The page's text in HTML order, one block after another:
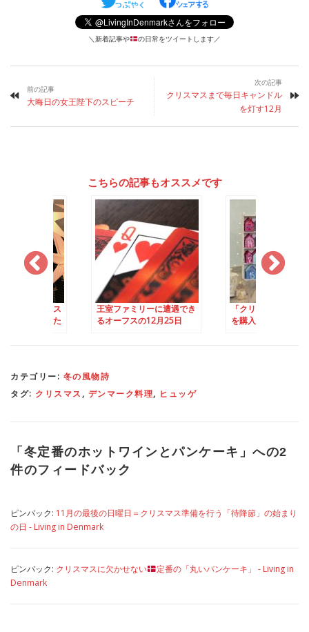
＼新着記事や の日常をツイートします／
前の記事
大晦日の女王陛下のスピーチ
次の記事
クリスマスまで毎日キャンドル
を灯す12月
こちらの記事もオススメです
ルにクリスマス
ューが味わいた
王室ファミリーに遭遇でき
るオーフスの12月25日
「クリスマスカレン
を購入するなら、11
カテゴリー: 冬の風物詩
タグ: クリスマス, デンマーク料理, ヒュッゲ
「 冬定番のホットワインとパンケーキ 」への2
件のフィードバック
ピンバック: 11月の最後の日曜日＝クリスマス準備を行う「待降節」の始まり
の日 - Living in Denmark
ピンバック: クリスマスに欠かせない
定番の「丸いパンケーキ」 - Living in
Denmark